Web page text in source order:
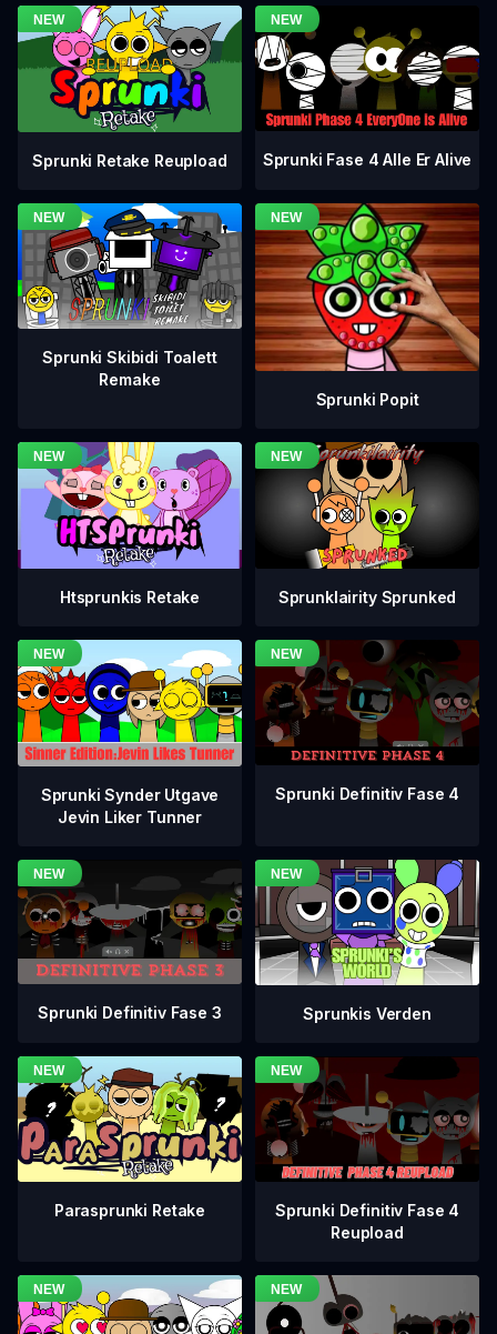
Sprunki Retake Reupload Sprunki Fase 4 Alle Er Alive
Sprunki Skibidi Toalett
Remake
Sprunki Popit
Htsprunkis Retake Sprunklairity Sprunked
Sprunki Synder Utgave
Jevin Liker Tunner
Sprunki Definitiv Fase 4
Sprunki Definitiv Fase 3 Sprunkis Verden
Parasprunki Retake
Sprunki Definitiv Fase 4
Reupload